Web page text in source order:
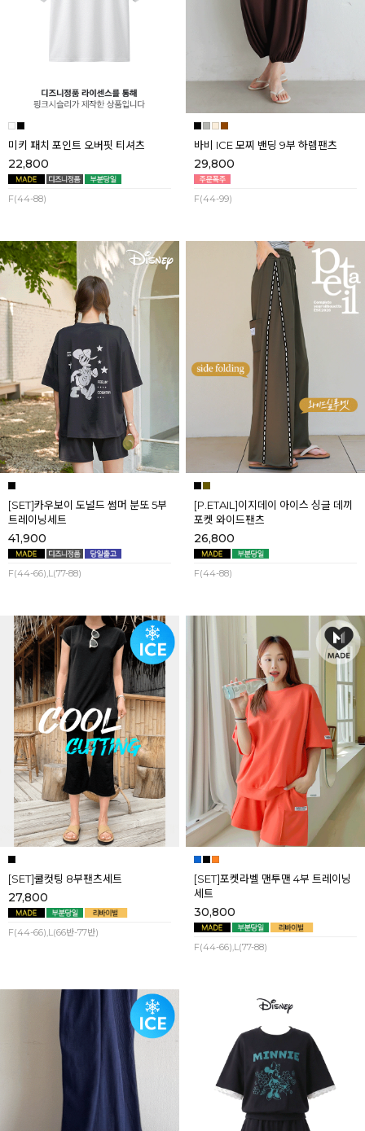
미키 패치 포인트 오버핏 티셔츠
22,800
F(44-88)
바비 ICE 모찌 밴딩 9부 하렘팬츠
29,800
F(44-99)
[SET]카우보이 도널드 썸머 분또 5부
트레이닝세트
41,900
F(44-66),L(77-88)
[P.ETAIL]이지데이 아이스 싱글 데끼
포켓 와이드팬츠
26,800
F(44-88)
[SET]쿨컷팅 8부팬츠세트
27,800
F(44-66),L(66반-77반)
[SET]포켓라벨 맨투맨 4부 트레이닝
세트
30,800
F(44-66),L(77-88)